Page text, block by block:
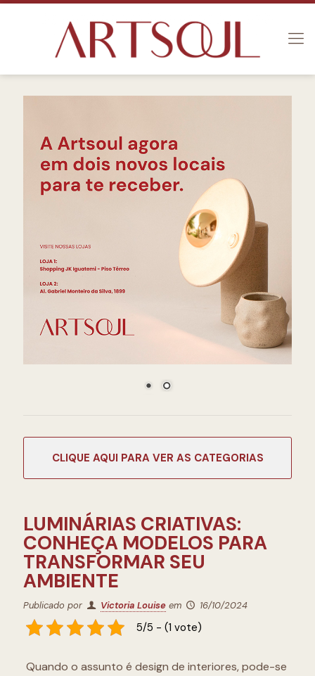
LUMINÁRIAS CRIATIVAS:
CONHEÇA MODELOS PARA
TRANSFORMAR SEU
AMBIENTE
Publicado por Victoria Louise em 16/10/2024
5/5 - (1 vote)
Quando o assunto é design de interiores, pode-se
CATEGORIAS